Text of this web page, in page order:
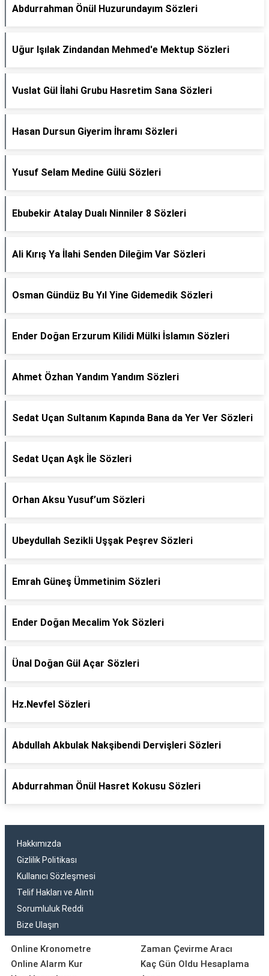
Abdurrahman Önül Huzurundayım Sözleri
Uğur Işılak Zindandan Mehmed'e Mektup Sözleri
Vuslat Gül İlahi Grubu Hasretim Sana Sözleri
Hasan Dursun Giyerim İhramı Sözleri
Yusuf Selam Medine Gülü Sözleri
Ebubekir Atalay Dualı Ninniler 8 Sözleri
Ali Kırış Ya İlahi Senden Dileğim Var Sözleri
Osman Gündüz Bu Yıl Yine Gidemedik Sözleri
Ender Doğan Erzurum Kilidi Mülki İslamın Sözleri
Ahmet Özhan Yandım Yandım Sözleri
Sedat Uçan Sultanım Kapında Bana da Yer Ver Sözleri
Sedat Uçan Aşk İle Sözleri
Orhan Aksu Yusuf’um Sözleri
Ubeydullah Sezikli Uşşak Peşrev Sözleri
Emrah Güneş Ümmetinim Sözleri
Ender Doğan Mecalim Yok Sözleri
Ünal Doğan Gül Açar Sözleri
Hz.Nevfel Sözleri
Abdullah Akbulak Nakşibendi Dervişleri Sözleri
Abdurrahman Önül Hasret Kokusu Sözleri
Hakkımızda
Gizlilik Politikası
Kullanıcı Sözleşmesi
Telif Hakları ve Alıntı
Sorumluluk Reddi
Bize Ulaşın
Online Kronometre
Online Alarm Kur
Zaman Çevirme Aracı
Kaç Gün Oldu Hesaplama